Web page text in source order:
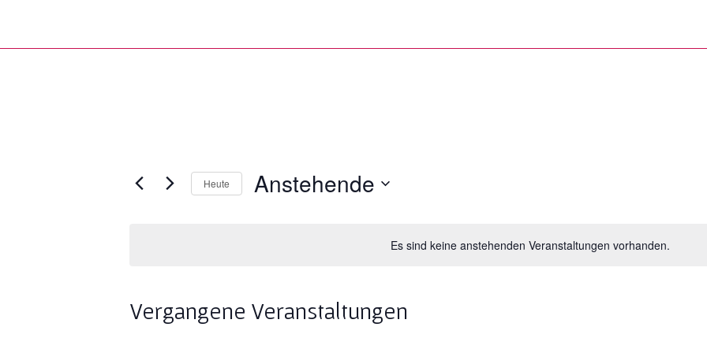
Es sind keine anstehenden Veranstaltungen vorhanden.
Heute Anstehende
Vergangene Veranstaltungen